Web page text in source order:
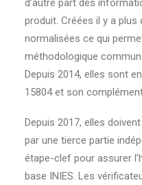
d’autre part des
produit. Créées il y a plus
normalisées ce qui
méthodologique
Depuis 2014, elles sont
15804 et son
Depuis 2017, elles
par une tierce partie
étape-clef pour assurer
base INIES. Les